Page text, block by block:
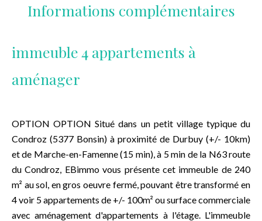
Informations complémentaires
immeuble 4 appartements à
aménager
OPTION OPTION Situé dans un petit village typique du
Condroz (5377 Bonsin) à proximité de Durbuy (+/- 10km)
et de Marche-en-Famenne (15 min), à 5 min de la N63 route
du Condroz, EBimmo vous présente cet immeuble de 240
m² au sol, en gros oeuvre fermé, pouvant être transformé en
4 voir 5 appartements de +/- 100m² ou surface commerciale
avec aménagement d'appartements à l'étage. L'immeuble